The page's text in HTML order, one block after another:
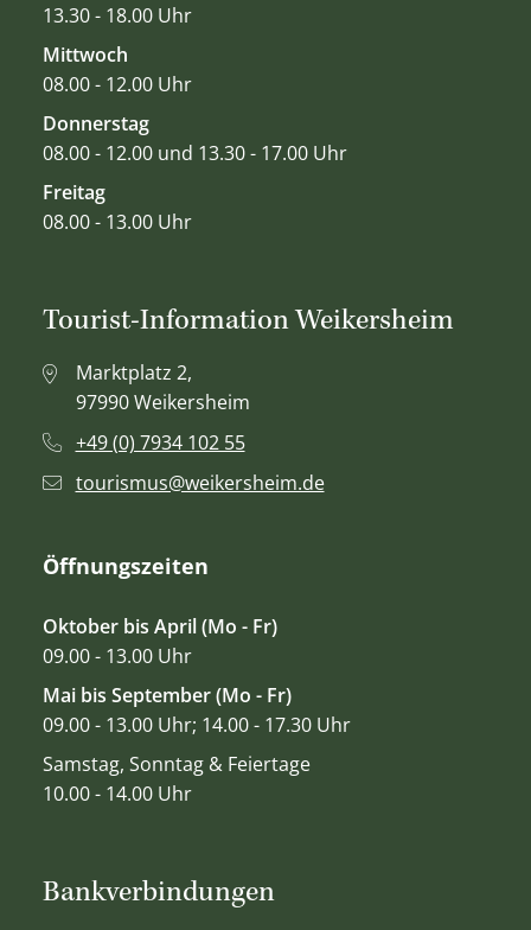
13.30 - 18.00 Uhr
Mittwoch
08.00 - 12.00 Uhr
Donnerstag
08.00 - 12.00 und 13.30 - 17.00 Uhr
Freitag
08.00 - 13.00 Uhr
Bankverbindungen
Tourist-Information Weikersheim
Marktplatz 2,
97990 Weikersheim
+49 (0) 7934 102 55
tourismus@weikersheim.de
Öffnungszeiten
Oktober bis April (Mo - Fr)
09.00 - 13.00 Uhr
Mai bis September (Mo - Fr)
09.00 - 13.00 Uhr; 14.00 - 17.30 Uhr
Samstag, Sonntag & Feiertage
10.00 - 14.00 Uhr